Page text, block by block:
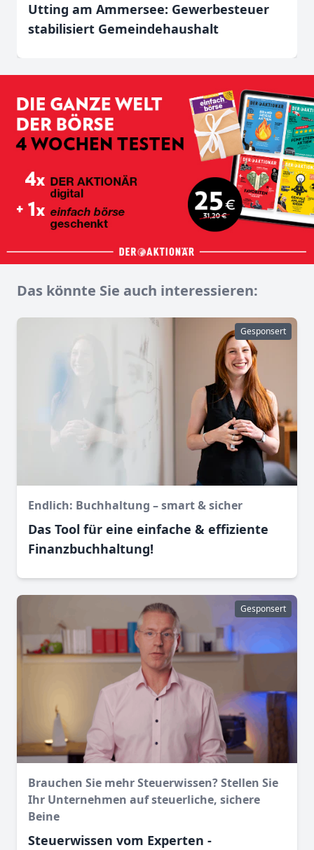
Utting am Ammersee: Gewerbesteuer
stabilisiert Gemeindehaushalt
Das könnte Sie auch interessieren:
Gesponsert
Endlich: Buchhaltung – smart & sicher
Das Tool für eine einfache & effiziente
Finanz­buchhaltung!
Gesponsert
Brauchen Sie mehr Steuerwissen? Stellen Sie
Ihr Unternehmen auf steuerliche, sichere
Beine
Steuerwissen vom Experten -